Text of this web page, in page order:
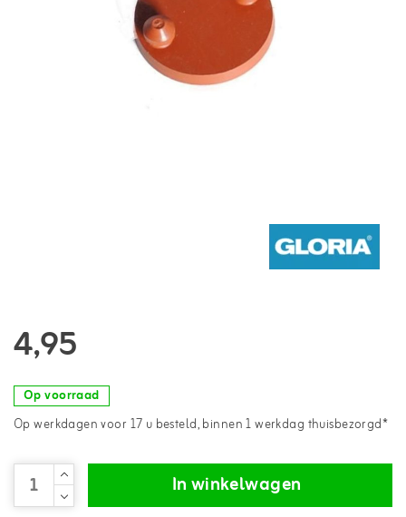
4,95
Op voorraad
Op werkdagen voor 17 u besteld, binnen 1 werkdag thuisbezorgd*
In winkelwagen